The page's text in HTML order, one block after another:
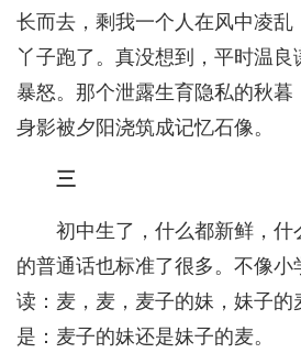
长而去，剩我一个人在风中凌
丫子跑了。真没想到，平时温
暴怒。那个泄露生育隐私的秋暮
身影被夕阳浇筑成记忆石像。
三
初中生了，什么都新鲜，
的普通话也标准了很多。不像小
读：麦，麦，麦子的妹，妹子的
是：麦子的妹还是妹子的麦。